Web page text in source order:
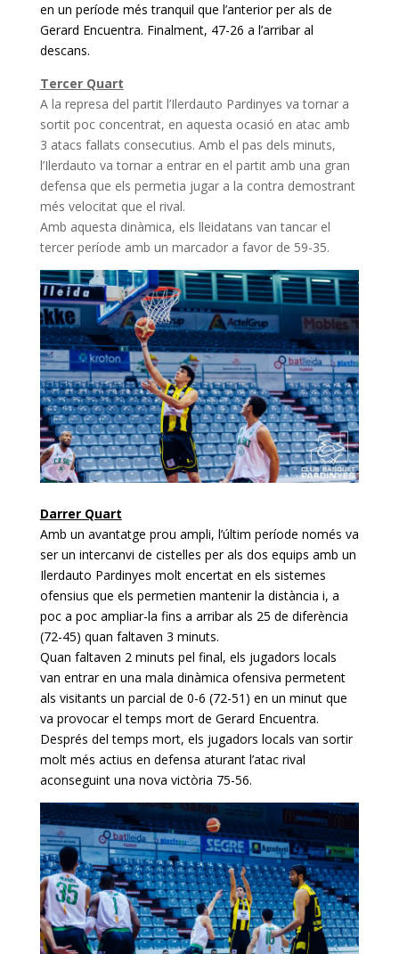
en un període més tranquil que l’anterior per als de
Gerard Encuentra. Finalment, 47-26 a l’arribar al
descans.
Tercer Quart
A la represa del partit l’Ilerdauto Pardinyes va tornar a
sortit poc concentrat, en aquesta ocasió en atac amb
3 atacs fallats consecutius. Amb el pas dels minuts,
l’Ilerdauto va tornar a entrar en el partit amb una gran
defensa que els permetia jugar a la contra demostrant
més velocitat que el rival.
Amb aquesta dinàmica, els lleidatans van tancar el
tercer període amb un marcador a favor de 59-35.
Darrer Quart
Amb un avantatge prou ampli, l’últim període només va
ser un intercanvi de cistelles per als dos equips amb un
Ilerdauto Pardinyes molt encertat en els sistemes
ofensius que els permetien mantenir la distància i, a
poc a poc ampliar-la fins a arribar als 25 de diferència
(72-45) quan faltaven 3 minuts.
Quan faltaven 2 minuts pel final, els jugadors locals
van entrar en una mala dinàmica ofensiva permetent
als visitants un parcial de 0-6 (72-51) en un minut que
va provocar el temps mort de Gerard Encuentra.
Després del temps mort, els jugadors locals van sortir
molt més actius en defensa aturant l’atac rival
aconseguint una nova victòria 75-56.